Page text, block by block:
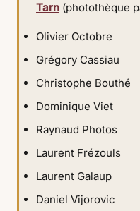
Tarn (photothèque
Olivier Octobre
Grégory Cassiau
Christophe Bouthé
Dominique Viet
Raynaud Photos
Laurent Frézouls
Laurent Galaup
Daniel Vijorovic